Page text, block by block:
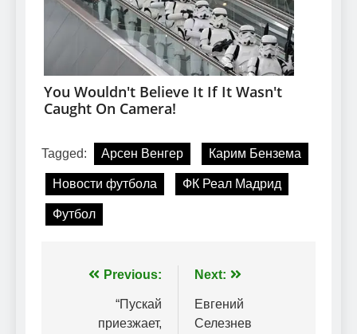
Tagged: Арсен Венгер Карим Бензема
Новости футбола ФК Реал Мадрид
Футбол
Навігація
записів
Previous:
“Пускай
приезжает,
Next:
Евгений
Селезнев